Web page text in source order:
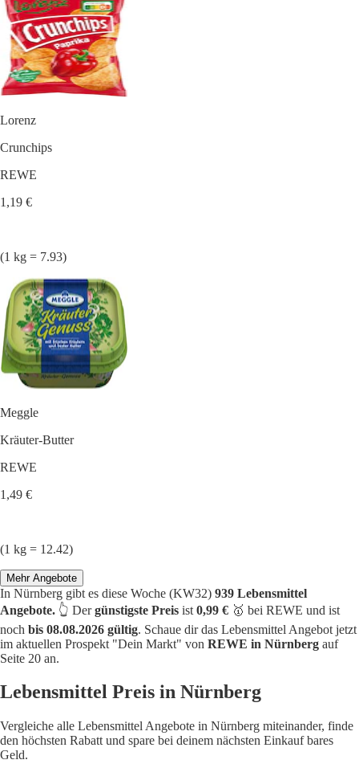
Lorenz
Crunchips
REWE
1,19 €
(1 kg = 7.93)
Meggle
Kräuter-Butter
REWE
1,49 €
(1 kg = 12.42)
Mehr Angebote
In Nürnberg gibt es diese Woche (KW32) 939 Lebensmittel
Angebote. 👆 Dergünstigste Preis ist 0,99 € 🥇 bei REWE und ist
noch bis 08.08.2026 gültig. Schaue dir das Lebensmittel Angebot jetzt
im aktuellen Prospekt "Dein Markt" von REWE in Nürnberg auf
Seite 20 an.
Lebensmittel Preis in Nürnberg
Vergleiche alle Lebensmittel Angebote in Nürnberg miteinander, finde
den höchsten Rabatt und spare bei deinem nächsten Einkauf bares
Geld.